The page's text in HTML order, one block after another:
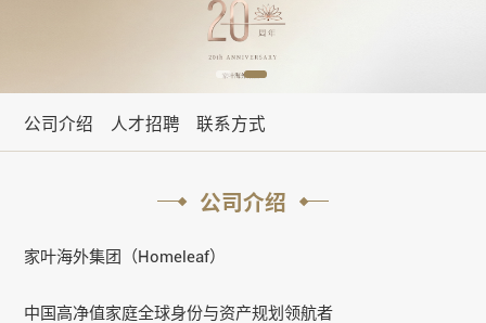
公司介绍 人才招聘 联系方式
公司介绍
家叶海外集团（Homeleaf）
中国高净值家庭全球身份与资产规划领航者